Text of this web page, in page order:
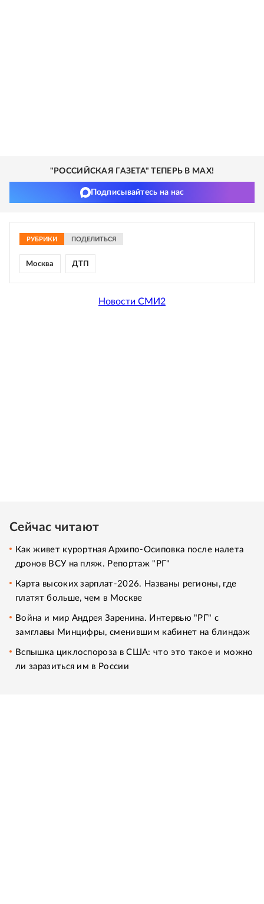
"РОССИЙСКАЯ ГАЗЕТА" ТЕПЕРЬ В MAX!
Подписывайтесь на нас
РУБРИКИ ПОДЕЛИТЬСЯ
Москва ДТП
Новости СМИ2
Сейчас читают
Как живет курортная Архипо-Осиповка после налета
дронов ВСУ на пляж. Репортаж "РГ"
Карта высоких зарплат-2026. Названы регионы, где
платят больше, чем в Москве
Война и мир Андрея Заренина. Интервью "РГ" с
замглавы Минцифры, сменившим кабинет на блиндаж
Вспышка циклоспороза в США: что это такое и можно
ли заразиться им в России